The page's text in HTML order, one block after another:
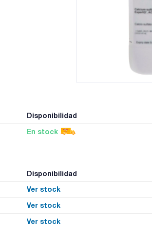
Disponibilidad
En stock
Disponibilidad
Ver stock
Ver stock
Ver stock